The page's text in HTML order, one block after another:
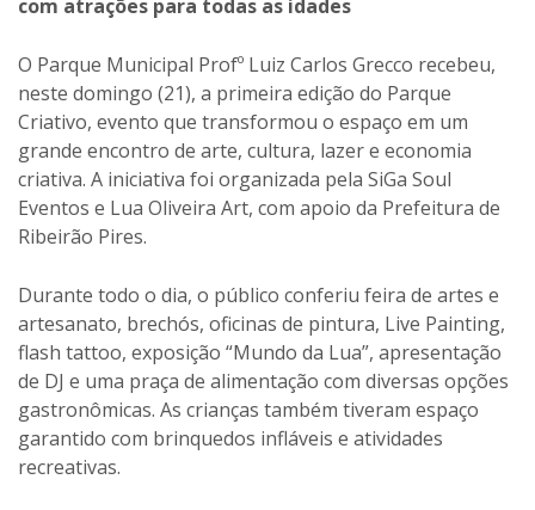
com atrações para todas as idades
O Parque Municipal Profº Luiz Carlos Grecco recebeu,
neste domingo (21), a primeira edição do Parque
Criativo, evento que transformou o espaço em um
grande encontro de arte, cultura, lazer e economia
criativa. A iniciativa foi organizada pela SiGa Soul
Eventos e Lua Oliveira Art, com apoio da Prefeitura de
Ribeirão Pires.
Durante todo o dia, o público conferiu feira de artes e
artesanato, brechós, oficinas de pintura, Live Painting,
flash tattoo, exposição “Mundo da Lua”, apresentação
de DJ e uma praça de alimentação com diversas opções
gastronômicas. As crianças também tiveram espaço
garantido com brinquedos infláveis e atividades
recreativas.